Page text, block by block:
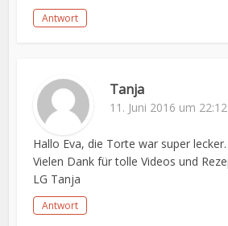
Antwort
Tanja
11. Juni 2016 um
Hallo Eva, die Torte war super lecker.
Vielen Dank für tolle Videos und
LG Tanja
Antwort